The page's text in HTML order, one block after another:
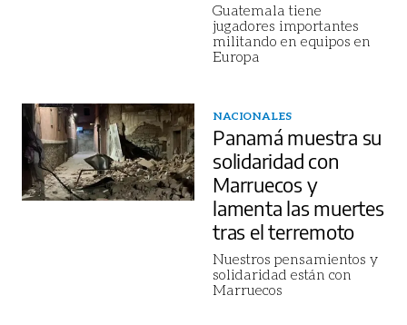
Guatemala tiene
jugadores importantes
militando en equipos en
Europa
NACIONALES
Panamá muestra su
solidaridad con
Marruecos y
lamenta las muertes
tras el terremoto
Nuestros pensamientos y
solidaridad están con
Marruecos